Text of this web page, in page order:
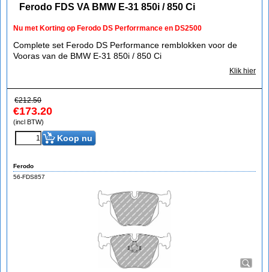
Ferodo FDS VA BMW E-31 850i / 850 Ci
Nu met Korting op Ferodo DS Perforrmance en DS2500
Complete set Ferodo DS Performance remblokken voor de
Vooras van de BMW E-31 850i / 850 Ci
Klik hier
€212.50
€173.20
(incl BTW)
Koop nu
Ferodo
56-FDS857